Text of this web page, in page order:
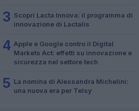
3 Scopri Lacta Innova: il programma di
innovazione di Lactalis
4 Apple e Google contro il Digital
Markets Act: effetti su innovazione e
sicurezza nel settore tech
5 La nomina di Alessandra Michelini:
una nuova era per Telsy